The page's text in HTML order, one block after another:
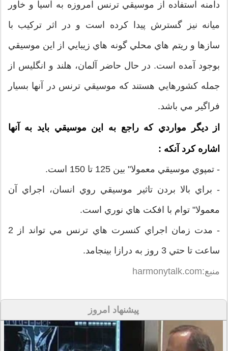
دامنه استفاده از موسيقي ترنس امروزه به آسيا و خاور
ميانه نيز گسترش پيدا کرده است و در اثر ترکيب با
سازها و ريتم هاي محلي گونه هاي زيبايي از اين موسيقي
بوجود آمده است. در حال حاضر آلمان، هلند و انگليس از
جمله کشورهايي هستند که موسيقي ترنس در آنها بسيار
فراگير مي باشد.
از ديگر مواردي که راجع به اين موسيقي بايد به آنها
اشاره کرد آنکه :
- تمپوي موسيقي معمولا" بين 125 تا 150 است.
- براي بالا بردن تاثير موسيقي روي انسان، اجراي آن
معمولا" توام با افکت هاي نوري است.
- مدت زمان اجراي کنسرت هاي ترنس مي تواند از 2
ساعت تا حتي 3 روز به درازا بينجامد.
منبع:harmonytalk.com
پیشنهاد امروز